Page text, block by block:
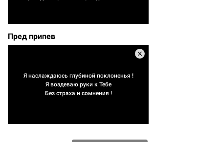
Пред припев
Я наслаждаюсь глубиной поклоненья !
Я воздеваю руки к Тебе
Без страха и сомнения !